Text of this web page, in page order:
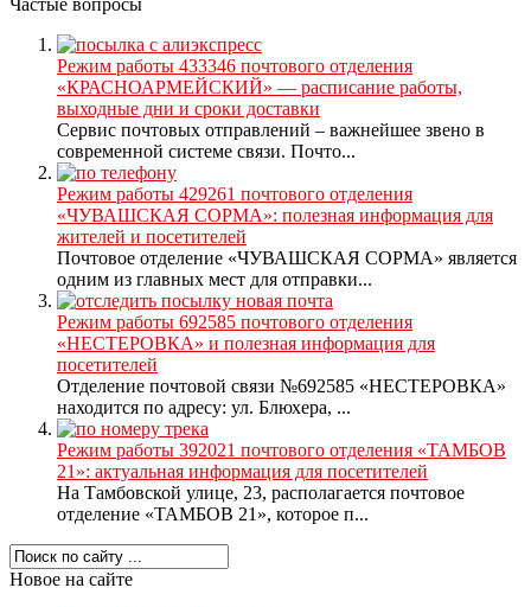
Режим работы 433346 почтового отделения
«КРАСНОАРМЕЙСКИЙ» — расписание работы,
выходные дни и сроки доставки
Сервис почтовых отправлений – важнейшее звено в
современной системе связи. Почто...
Режим работы 429261 почтового отделения
«ЧУВАШСКАЯ СОРМА»: полезная информация для
жителей и посетителей
Почтовое отделение «ЧУВАШСКАЯ СОРМА» является
одним из главных мест для отправки...
Режим работы 692585 почтового отделения
«НЕСТЕРОВКА» и полезная информация для
посетителей
Отделение почтовой связи №692585 «НЕСТЕРОВКА»
находится по адресу: ул. Блюхера, ...
Режим работы 392021 почтового отделения «ТАМБОВ
21»: актуальная информация для посетителей
На Тамбовской улице, 23, располагается почтовое
отделение «ТАМБОВ 21», которое п...
Новое на сайте